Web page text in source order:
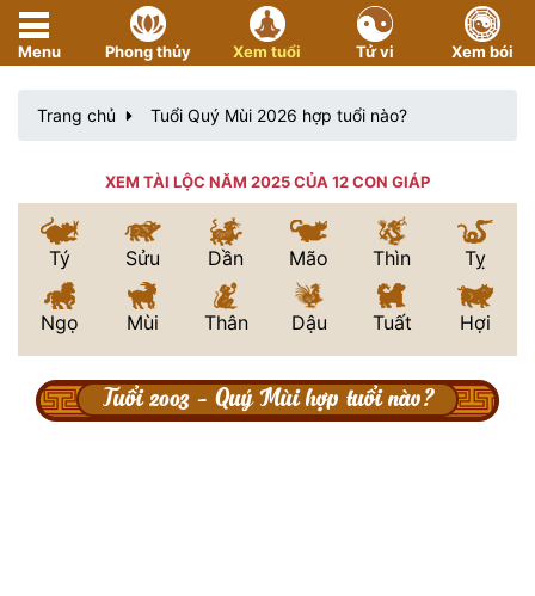
Menu Phong thủy Xem tuổi Tử vi Xem bói
Trang chủ Tuổi Quý Mùi 2026 hợp tuổi nào?
XEM TÀI LỘC NĂM 2025 CỦA 12 CON GIÁP
Tý Sửu Dần Mão Thìn Tỵ
Ngọ Mùi Thân Dậu Tuất Hợi
Tuổi 2003 - Quý Mùi hợp tuổi nào?